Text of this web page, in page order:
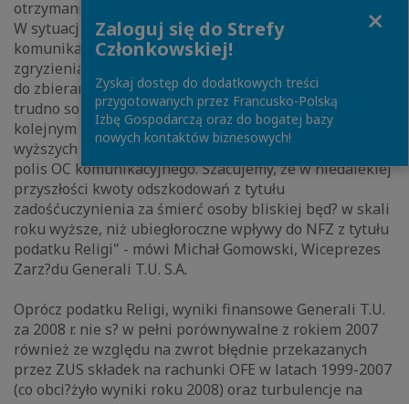
otrzymania zadośćuczynienia za śmierć osoby bliskiej.
W sytuacji, gdy polscy ubezpieczyciele na rynku OC
komunikacyjnego już dziś maj? nie lada orzech do
zgryzienia, bowiem relacja wypłacanych odszkodowań
do zbieranej składki jest wysoce niezadowalaj?ca to
trudno sobie wyobrazić, by zjawisko polegaj?ce na
kolejnym zwiększeniu obci?żeń z tytułu jeszcze
wyższych odszkodowań pozostało bez wpływu na ceny
polis OC komunikacyjnego. Szacujemy, że w niedalekiej
przyszłości kwoty odszkodowań z tytułu
zadośćuczynienia za śmierć osoby bliskiej będ? w skali
roku wyższe, niż ubiegłoroczne wpływy do NFZ z tytułu
podatku Religi" - mówi Michał Gomowski, Wiceprezes
Zarz?du Generali T.U. S.A.
Oprócz podatku Religi, wyniki finansowe Generali T.U.
za 2008 r. nie s? w pełni porównywalne z rokiem 2007
również ze względu na zwrot błędnie przekazanych
przez ZUS składek na rachunki OFE w latach 1999-2007
(co obci?żyło wyniki roku 2008) oraz turbulencje na
Zaloguj się do Strefy
Członkowskiej!
Zyskaj dostęp do dodatkowych treści
przygotowanych przez Francusko-Polską
Izbę Gospodarczą oraz do bogatej bazy
nowych kontaktów biznesowych!